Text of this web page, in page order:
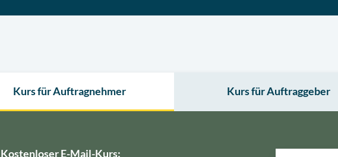
Kurs für Auftragnehmer Kurs für Auftraggeber
Kostenloser E-Mail-Kurs: